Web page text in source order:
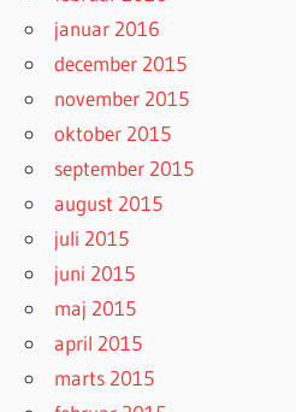
januar 2016
december 2015
november 2015
oktober 2015
september 2015
august 2015
juli 2015
juni 2015
maj 2015
april 2015
marts 2015